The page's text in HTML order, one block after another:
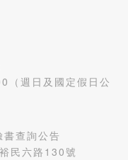
週日及國定假日公
查詢公告
民六路130號